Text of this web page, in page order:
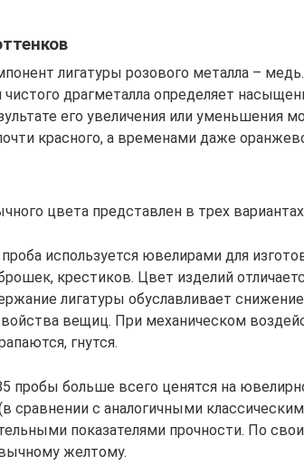
лигатуры розового металла –
драгметалла определяет
его увеличения или уменьшения
красного, а временами даже
цвета представлен в трех
используется ювелирами для
крестиков. Цвет изделий
лигатуры обуславливает
вещиц. При механическом
гнутся.
пробы больше всего ценятся на
сравнении с аналогичными
показателями прочности. По
желтому.